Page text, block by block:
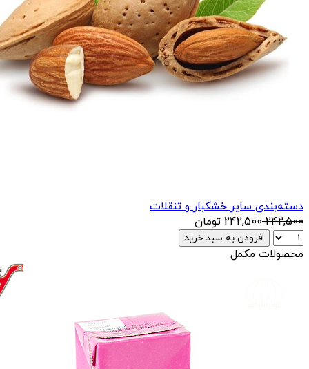
دسته‌بندی سایر خشکبار و تنقلات
242,500
242,500 تومان
افزودن به سبد خرید
محصولات مکمل